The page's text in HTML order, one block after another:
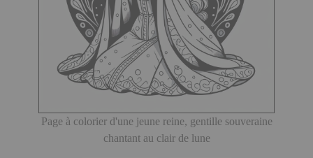
Page à colorier d'une jeune reine, gentille souveraine
chantant au clair de lune